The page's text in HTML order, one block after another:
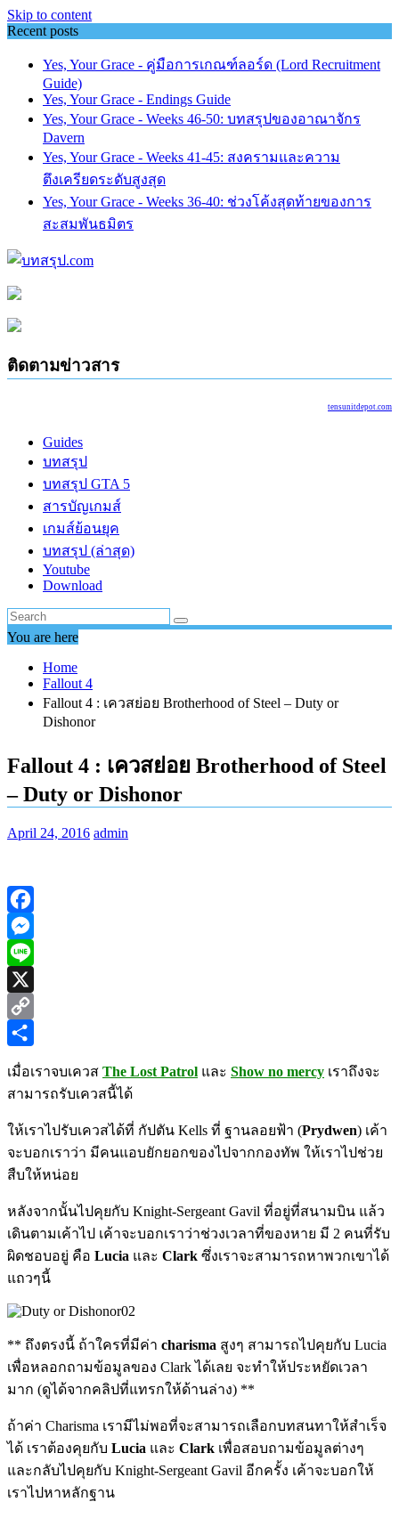
Skip to content
Recent posts
Yes, Your Grace - คู่มือการเกณฑ์ลอร์ด (Lord Recruitment
Guide)
Yes, Your Grace - Endings Guide
Yes, Your Grace - Weeks 46-50: บทสรุปของอาณาจักร
Davern
Yes, Your Grace - Weeks 41-45: สงครามและความ
ตึงเครียดระดับสูงสุด
Yes, Your Grace - Weeks 36-40: ช่วงโค้งสุดท้ายของการ
สะสมพันธมิตร
ติดตามข่าวสาร
tensunitdepot.com
Guides
บทสรุป
บทสรุป GTA 5
สารบัญเกมส์
เกมส์ย้อนยุค
บทสรุป (ล่าสุด)
Youtube
Download
You are here
Home
Fallout 4
Fallout 4 : เควสย่อย Brotherhood of Steel – Duty or
Dishonor
Fallout 4 : เควสย่อย Brotherhood of Steel
– Duty or Dishonor
April 24, 2016 admin
Facebook
Messenger
Line
X
Copy
Link
Share
เมื่อเราจบเควส The Lost Patrol และ Show no mercy เราถึงจะ
สามารถรับเควสนี้ได้
ให้เราไปรับเควสได้ที่ กัปตัน Kells ที่ ฐานลอยฟ้า (Prydwen) เค้า
จะบอกเราว่า มีคนแอบยักยอกของไปจากกองทัพ ให้เราไปช่วย
สืบให้หน่อย
หลังจากนั้นไปคุยกับ Knight-Sergeant Gavil ที่อยู่ที่สนามบิน แล้ว
เดินตามเค้าไป เค้าจะบอกเราว่าช่วงเวลาที่ของหาย มี 2 คนที่รับ
ผิดชอบอยู่ คือ Lucia และ Clark ซึ่งเราจะสามารถหาพวกเขาได้
แถวๆนี้
** ถึงตรงนี้ ถ้าใครที่มีค่า charisma สูงๆ สามารถไปคุยกับ Lucia
เพื่อหลอกถามข้อมูลของ Clark ได้เลย จะทำให้ประหยัดเวลา
มาก (ดูได้จากคลิปที่แทรกให้ด้านล่าง) **
ถ้าค่า Charisma เรามีไม่พอที่จะสามารถเลือกบทสนทาให้สำเร็จ
ได้ เราต้องคุยกับ Lucia และ Clark เพื่อสอบถามข้อมูลต่างๆ
และกลับไปคุยกับ Knight-Sergeant Gavil อีกครั้ง เค้าจะบอกให้
เราไปหาหลักฐาน